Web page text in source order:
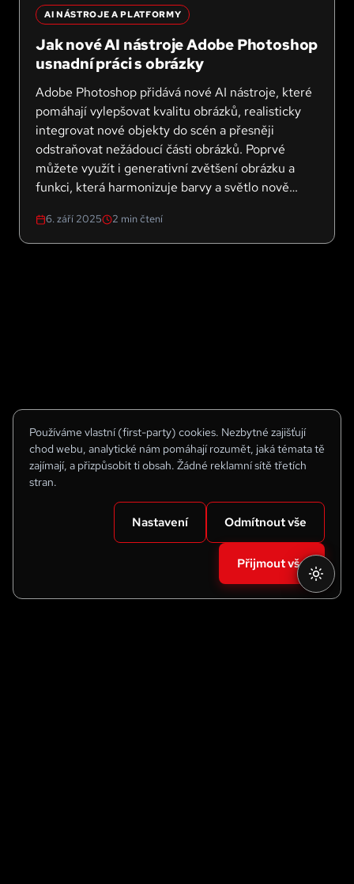
Používáme vlastní (first-party) cookies. Nezbytné zajišťují
chod webu, analytické nám pomáhají rozumět, jaká témata tě
zajímají, a přizpůsobit ti obsah. Žádné reklamní sítě třetích
stran.
Nastavení Odmítnout vše
Přijmout vše
AI NÁSTROJE A PLATFORMY
Jak nové AI nástroje Adobe Photoshop
usnadní práci s obrázky
Adobe Photoshop přidává nové AI nástroje, které
pomáhají vylepšovat kvalitu obrázků, realisticky
integrovat nové objekty do scén a přesněji
odstraňovat nežádoucí části obrázků. Poprvé
můžete využít i generativní zvětšení obrázku a
funkci, která harmonizuje barvy a světlo nově
Podívejme se na všechny novinky podrobněji.
6. září 2025 2 min čtení